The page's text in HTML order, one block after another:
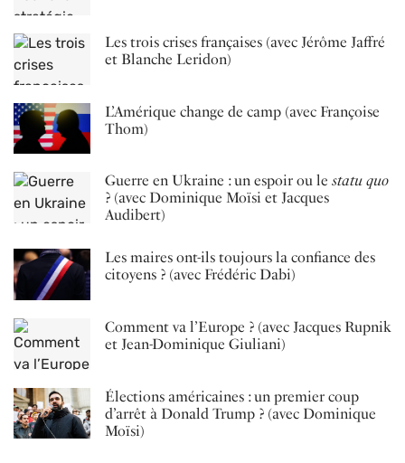
Les trois crises françaises (avec Jérôme Jaffré
et Blanche Leridon)
L’Amérique change de camp (avec Françoise
Thom)
Guerre en Ukraine : un espoir ou le statu quo
? (avec Dominique Moïsi et Jacques
Audibert)
Les maires ont-ils toujours la confiance des
citoyens ? (avec Frédéric Dabi)
Comment va l’Europe ? (avec Jacques Rupnik
et Jean-Dominique Giuliani)
Élections américaines : un premier coup
d’arrêt à Donald Trump ? (avec Dominique
Moïsi)